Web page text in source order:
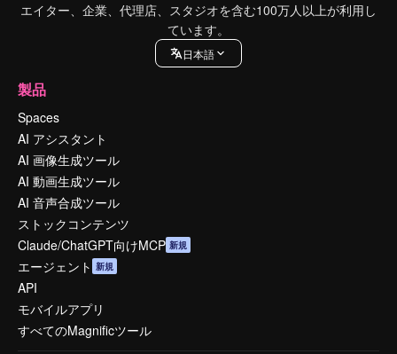
エイター、企業、代理店、スタジオを含む100万人以上が利用し
ています。
日本語
製品
Spaces
AI アシスタント
AI 画像生成ツール
AI 動画生成ツール
AI 音声合成ツール
ストックコンテンツ
Claude/ChatGPT向けMCP 新規
エージェント 新規
API
モバイルアプリ
すべてのMagnificツール